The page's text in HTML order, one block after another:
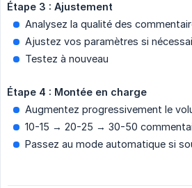
Étape 3 : Ajustement
Analysez la qualité des
Ajustez vos paramètres si
Testez à nouveau
Étape 4 : Montée en charge
Augmentez progressivement le
10-15 → 20-25 → 30-50
Passez au mode automatique si